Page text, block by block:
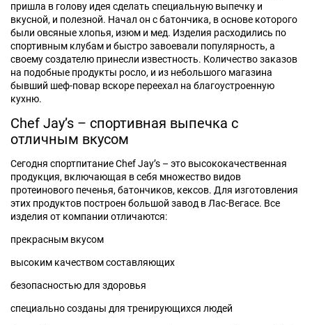
пришла в голову идея сделать специальную выпечку и
вкусной, и полезной. Начал он с батончика, в основе которого
были овсяные хлопья, изюм и мед. Изделия расходились по
спортивным клубам и быстро завоевали популярность, а
своему создателю принесли известность. Количество заказов
на подобные продукты росло, и из небольшого магазина
бывший шеф-повар вскоре переехал на благоустроенную
кухню.
Chef Jay’s – спортивная выпечка с
отличным вкусом
Сегодня спортпитание Chef Jay’s – это высококачественная
продукция, включающая в себя множество видов
протеинового печенья, батончиков, кексов. Для изготовления
этих продуктов построен большой завод в Лас-Вегасе. Все
изделия от компании отличаются:
прекрасным вкусом
высоким качеством составляющих
безопасностью для здоровья
специально созданы для тренирующихся людей